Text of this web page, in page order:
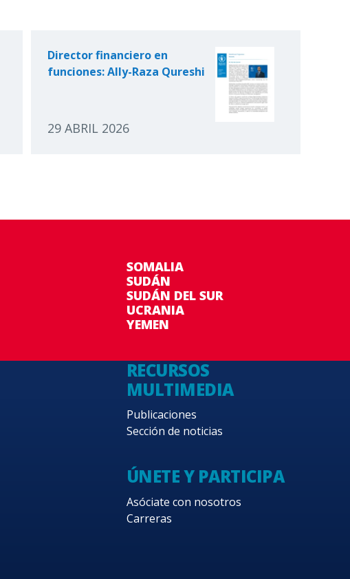
Director financiero en
funciones: Ally-Raza Qureshi
29 ABRIL 2026
SOMALIA
SUDÁN
SUDÁN DEL SUR
UCRANIA
YEMEN
RECURSOS
MULTIMEDIA
Publicaciones
Sección de noticias
ÚNETE Y PARTICIPA
Asóciate con nosotros
Carreras